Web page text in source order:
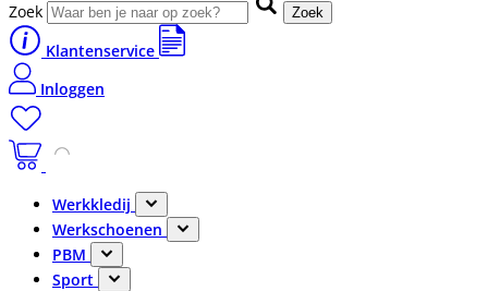
Zoek Zoek
Klantenservice
Inloggen
Werkkledij
Werkschoenen
PBM
Sport